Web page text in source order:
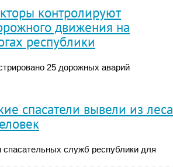
контролируют
движения на
республики
25 дорожных аварий
спасатели вывели из леса
спасательных служб республики для